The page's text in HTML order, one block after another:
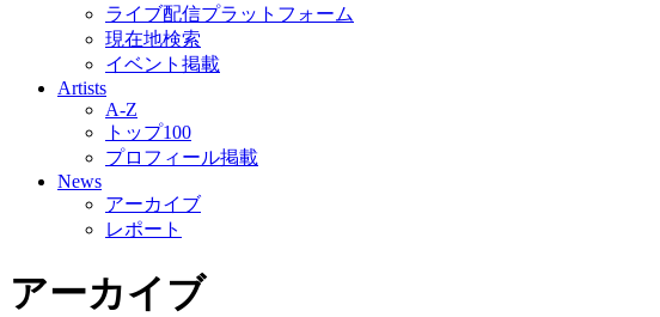
ライブ配信プラットフォーム
現在地検索
イベント掲載
Artists
A-Z
トップ100
プロフィール掲載
News
アーカイブ
レポート
アーカイブ